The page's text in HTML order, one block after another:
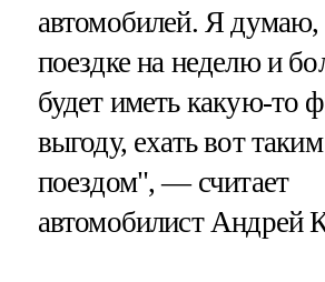
автомобилей. Я думаю,
поездке на неделю и
будет иметь какую-то
выгоду, ехать вот
поездом", — считает
автомобилист Андрей